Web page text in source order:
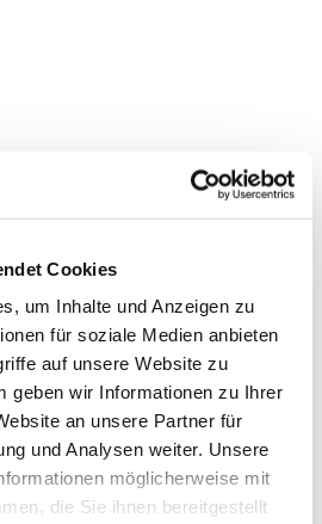
Cookies
um Inhalte und Anzeigen zu
für soziale Medien anbieten
auf unsere Website zu
geben wir Informationen zu Ihrer
an unsere Partner für
und Analysen weiter. Unsere
möglicherweise mit
die Sie ihnen bereitgestellt
Sie auch